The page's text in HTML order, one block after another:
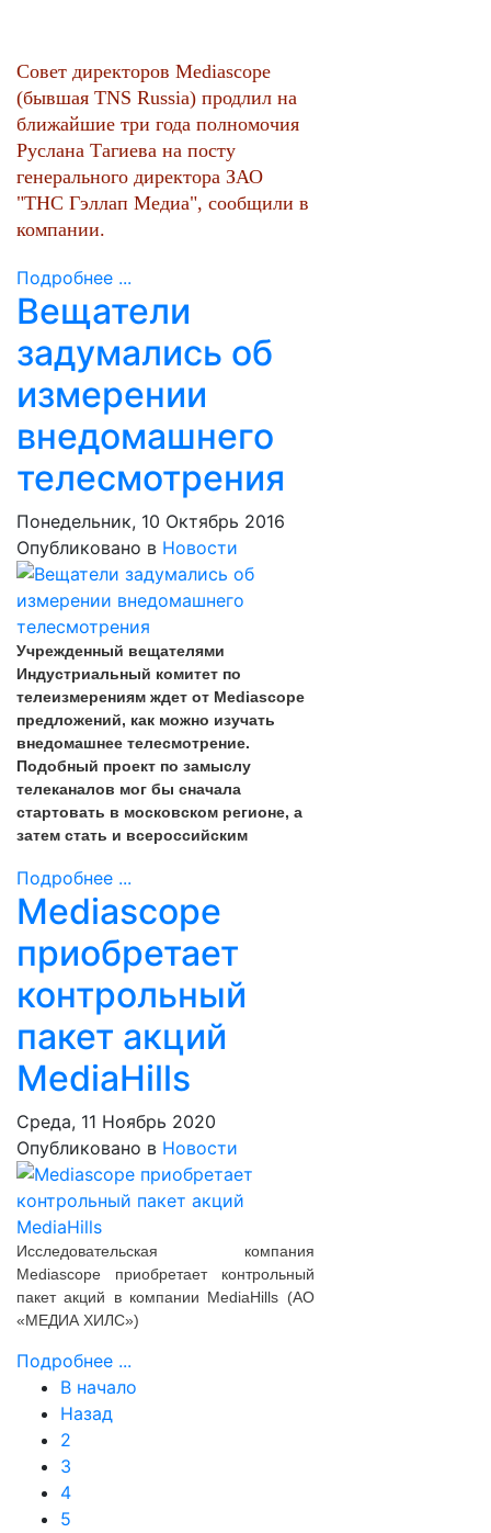
Cовет директоров Mediascope
(бывшая TNS Russia) продлил на
ближайшие три года полномочия
Руслана Тагиева на посту
генерального директора ЗАО
"ТНС Гэллап Медиа", сообщили в
компании.
Подробнее ...
Вещатели
задумались об
измерении
внедомашнего
телесмотрения
Понедельник, 10 Октябрь 2016
Опубликовано в Новости
Учрежденный вещателями
Индустриальный комитет по
телеизмерениям ждет от Mediascope
предложений, как можно изучать
внедомашнее телесмотрение.
Подобный проект по замыслу
телеканалов мог бы сначала
стартовать в московском регионе, а
затем стать и всероссийским
Подробнее ...
Mediascope
приобретает
контрольный
пакет акций
MediaHills
Среда, 11 Ноябрь 2020
Опубликовано в Новости
Исследовательская компания
Mediascope приобретает контрольный
пакет акций в компании MediaHills (АО
«МЕДИА ХИЛС»)
Подробнее ...
В начало
Назад
2
3
4
5